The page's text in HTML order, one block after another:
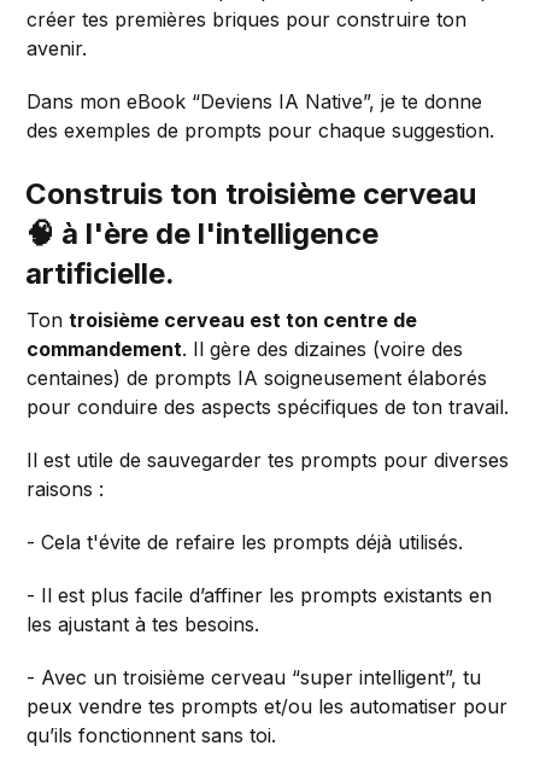
créer tes premières briques pour construire ton
avenir.
Dans mon eBook “Deviens IA Native”, je te donne
des exemples de prompts pour chaque suggestion.
Construis ton troisième cerveau
🧠 à l'ère de l'intelligence
artificielle.
Tontroisième cerveau est ton centre de
commandement. Il gère des dizaines (voire des
centaines) de prompts IA soigneusement élaborés
pour conduire des aspects spécifiques de ton travail.
Il est utile de sauvegarder tes prompts pour diverses
raisons :
- Cela t'évite de refaire les prompts déjà utilisés.
- Il est plus facile d’affiner les prompts existants en
les ajustant à tes besoins.
- Avec un troisième cerveau “super intelligent”, tu
peux vendre tes prompts et/ou les automatiser pour
qu’ils fonctionnent sans toi.